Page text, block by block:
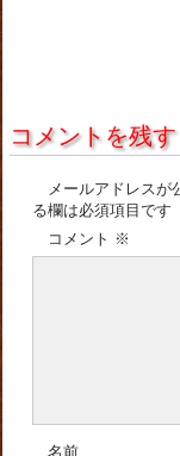
コメントを残す
メールアドレスが
る欄は必須項目です
コメント ※
名前